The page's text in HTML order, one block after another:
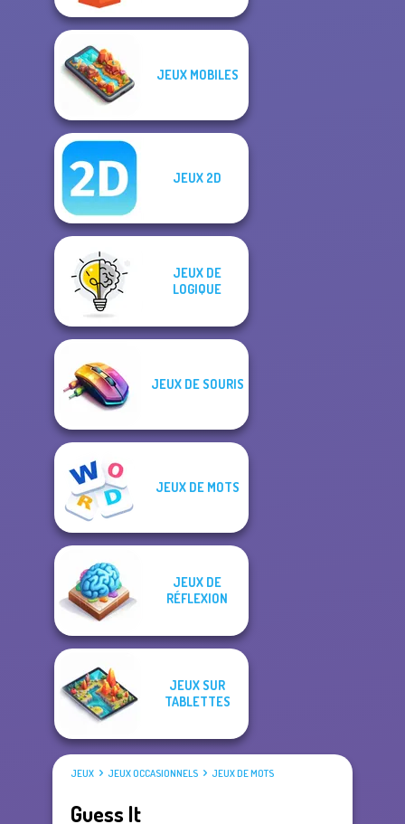
JEUX MOBILES
JEUX 2D
JEUX DE
LOGIQUE
JEUX DE SOURIS
JEUX DE MOTS
JEUX DE
RÉFLEXION
JEUX SUR
TABLETTES
JEUX JEUX OCCASIONNELS JEUX DE MOTS
Guess It